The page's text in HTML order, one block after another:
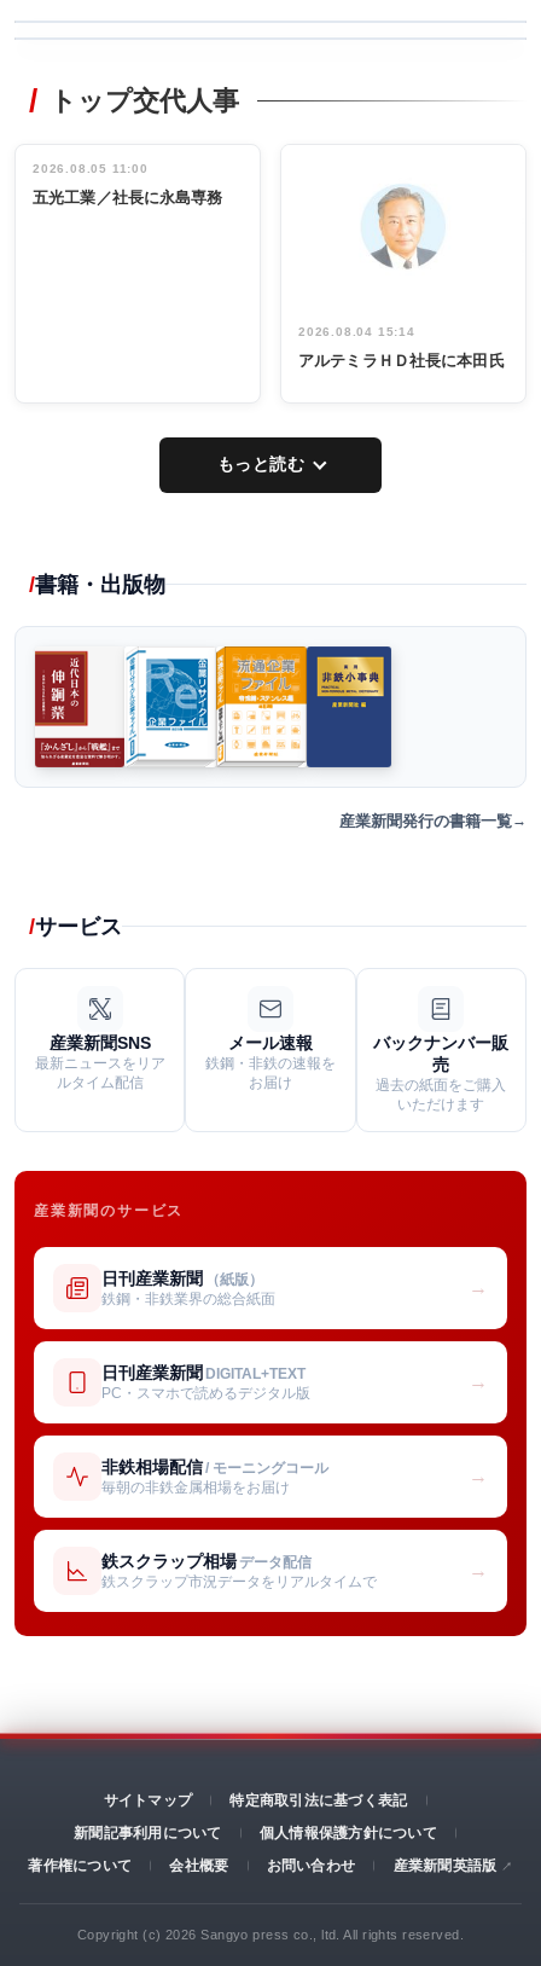
非鉄業界で
インタビュ
ー／社内ア
タックトレー
祝う 業界関
係者ら220人
出席
トップ交代人事
2026.08.05 11:00
五光工業／社長に永島専務
2026.08.04 15:14
アルテミラＨＤ社長に本田氏
もっと読む
書籍・出版物
産業新聞発行の書籍一覧
サービス
産業新聞SNS
最新ニュースをリア
ルタイム配信
メール速報
鉄鋼・非鉄の速報を
お届け
バックナンバー販
売
過去の紙面をご購入
いただけます
産業新聞のサービス
日刊産業新聞 （紙版）
鉄鋼・非鉄業界の総合紙面
→
日刊産業新聞 DIGITAL+TEXT
PC・スマホで読めるデジタル版
→
非鉄相場配信/ モーニングコール
毎朝の非鉄金属相場をお届け
→
鉄スクラップ相場 データ配信
鉄スクラップ市況データをリアルタイムで
→
サイトマップ
特定商取引法に基づく表記
新聞記事利用について
個人情報保護方針について
著作権について
会社概要 お問い合わせ 産業新聞英語版
Copyright (c) 2026 Sangyo press co., ltd. All rights reserved.